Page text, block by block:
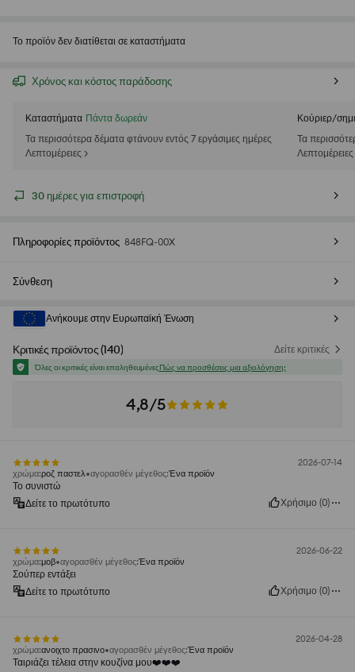
Το προϊόν δεν διατίθεται σε καταστήματα
Χρόνος και κόστος παράδοσης
Καταστήματα Πάντα δωρεάν
Τα περισσότερα δέματα φτάνουν εντός 7 εργάσιμες ημέρες
Λεπτομέρειες >
Κούριερ/
Τα
Λεπτομέρειες
30 ημέρες για επιστροφή
Πληροφορίες προϊόντος 848FQ-00X
Σύνθεση
Ανήκουμε στην Ευρωπαϊκή Ένωση
Κριτικές προϊόντος(140) Δείτε κριτικές
Όλες οι κριτικές είναι επαληθευμένεςΠώς να προσθέσεις μια αξιολόγηση;
4,8/5
2026-07-14
χρώμα:ροζ παστελ αγορασθέν μέγεθος:Ένα προϊόν
Το συνιστώ
Δείτε το πρωτότυπο
Χρήσιμο (0)
2026-06-22
χρώμα:μοβ αγορασθέν μέγεθος:Ένα προϊόν
Σούπερ εντάξει
Δείτε το πρωτότυπο
Χρήσιμο (0)
2026-04-28
χρώμα:ανοιχτο πρασινο αγορασθέν μέγεθος:Ένα προϊόν
Ταιριάζει τέλεια στην κουζίνα μου❤️❤️❤️